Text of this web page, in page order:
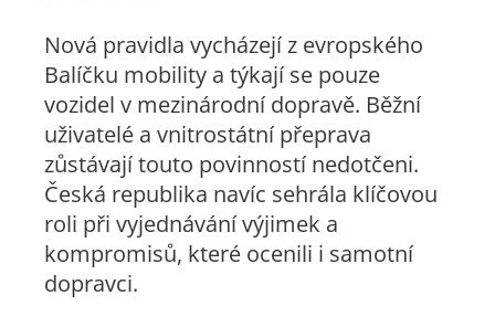
Nová pravidla vycházejí z evropského
Balíčku mobility a týkají se pouze
vozidel v mezinárodní dopravě. Běžní
uživatelé a vnitrostátní přeprava
zůstávají touto povinností nedotčeni.
Česká republika navíc sehrála klíčovou
roli při vyjednávání výjimek a
kompromisů, které ocenili i samotní
dopravci.